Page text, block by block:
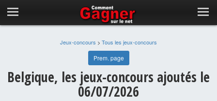
Jeux-concours > Tous les jeux-concours
Prem. page
Belgique, les jeux-concours ajoutés le
06/07/2026